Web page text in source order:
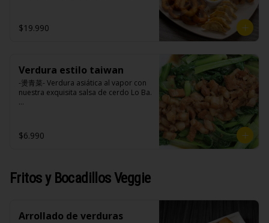
opciones disponibles según lo que
indica en esta descripción.)
$19.990
Verdura estilo taiwan
-燙青菜- Verdura asiática al vapor con
nuestra exquisita salsa de cerdo Lo Ba.
Ingredientes:
Pak choi, loba (panceta de cerdo ,
(naranja, canela, anís, pimienta y
comino).
$6.990
Fritos y Bocadillos Veggie
Arrollado de verduras